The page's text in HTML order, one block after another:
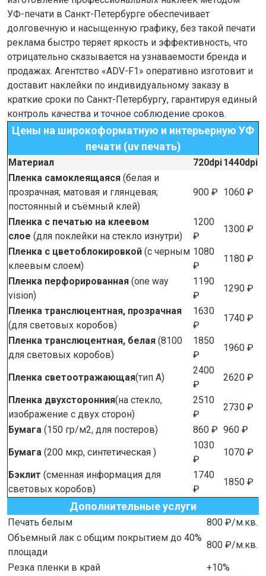
УФ-печати в Санкт-Петербурге обеспечивает
долговечную и насыщенную графику, без такой печати
реклама быстро теряет яркость и эффективность, что
отрицательно сказывается на узнаваемости бренда и
продажах. Агентство «ADV-F1» оперативно изготовит и
доставит наклейки по индивидуальному заказу в
краткие сроки по Санкт-Петербургу, гарантируя единый
контроль качества и точное соблюдение сроков.
Цены на широкоформатную и интерьерную УФ
печати (uv печать)
Материал 720dpi1440dpi
Пленка самоклеящаяся (белая и
прозрачная; матовая и глянцевая;
постоянный и съёмный клей)
900 ₽ 1060 ₽
Пленка с печатью на клеевом
слое (для поклейки на стекло изнутри)
1200
₽
1300 ₽
Пленка с цветоблокировкой (с черным
клеевым слоем)
1080
₽
1180 ₽
Пленка перфорированная (one way
vision)
1190
₽
1290 ₽
Пленка транслюцентная, прозрачная
(для световых коробов)
1630
₽
1740 ₽
Пленка транслюцентная, белая (8100
для световых коробов)
1850
₽
1960 ₽
Пленка светоотражающая(тип А)
2400
₽
2620 ₽
Пленка двухсторонния(на стекло,
изображение с двух сторон)
2510
₽
2730 ₽
Бумага (150 гр/м2, для постеров) 860 ₽ 960 ₽
Бумага (200 мкр, синтетическая )
1030
₽
1070 ₽
Бэклит (сменная информация для
световых коробов)
1740
₽
1850 ₽
Дополнительные услуги
Печать белым
800 ₽/м.кв.
Объемный лак с общим покрытием до 40%
площади
800 ₽/м.кв.
Резка пленки в край
+10%